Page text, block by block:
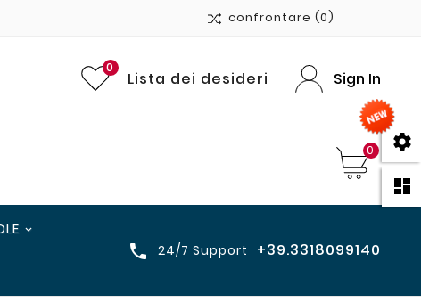


confrontare (0)
Lista dei desideri
0
Sign In
0
 24/7 Support +39.3318099140